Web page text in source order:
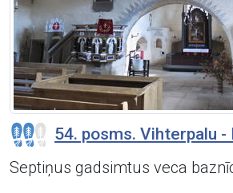
54. posms. Vihterpalu -
Septiņus gadsimtus veca